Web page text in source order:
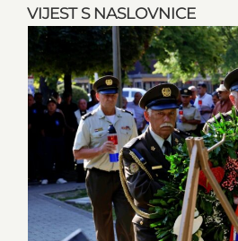
VIJEST S NASLOVNICE